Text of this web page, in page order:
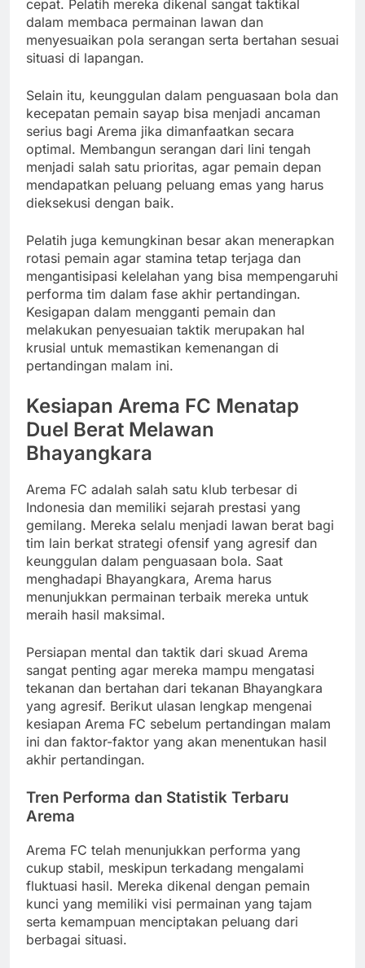
cepat. Pelatih mereka dikenal sangat taktikal
dalam membaca permainan lawan dan
menyesuaikan pola serangan serta bertahan sesuai
situasi di lapangan.
Selain itu, keunggulan dalam penguasaan bola dan
kecepatan pemain sayap bisa menjadi ancaman
serius bagi Arema jika dimanfaatkan secara
optimal. Membangun serangan dari lini tengah
menjadi salah satu prioritas, agar pemain depan
mendapatkan peluang peluang emas yang harus
dieksekusi dengan baik.
Pelatih juga kemungkinan besar akan menerapkan
rotasi pemain agar stamina tetap terjaga dan
mengantisipasi kelelahan yang bisa mempengaruhi
performa tim dalam fase akhir pertandingan.
Kesigapan dalam mengganti pemain dan
melakukan penyesuaian taktik merupakan hal
krusial untuk memastikan kemenangan di
pertandingan malam ini.
Kesiapan Arema FC Menatap
Duel Berat Melawan
Bhayangkara
Arema FC adalah salah satu klub terbesar di
Indonesia dan memiliki sejarah prestasi yang
gemilang. Mereka selalu menjadi lawan berat bagi
tim lain berkat strategi ofensif yang agresif dan
keunggulan dalam penguasaan bola. Saat
menghadapi Bhayangkara, Arema harus
menunjukkan permainan terbaik mereka untuk
meraih hasil maksimal.
Persiapan mental dan taktik dari skuad Arema
sangat penting agar mereka mampu mengatasi
tekanan dan bertahan dari tekanan Bhayangkara
yang agresif. Berikut ulasan lengkap mengenai
kesiapan Arema FC sebelum pertandingan malam
ini dan faktor-faktor yang akan menentukan hasil
akhir pertandingan.
Tren Performa dan Statistik Terbaru
Arema
Arema FC telah menunjukkan performa yang
cukup stabil, meskipun terkadang mengalami
fluktuasi hasil. Mereka dikenal dengan pemain
kunci yang memiliki visi permainan yang tajam
serta kemampuan menciptakan peluang dari
berbagai situasi.